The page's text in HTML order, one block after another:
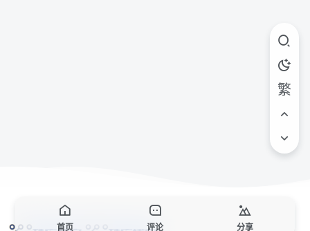
繁
首页 评论 分享